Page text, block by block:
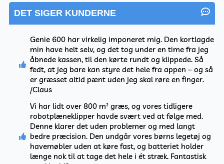
DET SIGER KUNDERNE
Genie 600 har virkelig imponeret mig. Den kortlagde
min have helt selv, og det tog under en time fra jeg
åbnede kassen, til den kørte rundt og klippede. Så
fedt, at jeg bare kan styre det hele fra appen – og så
er græsset altid pænt uden jeg skal røre en finger.
/Claus
Vi har lidt over 800 m² græs, og vores tidligere
robotplæneklipper havde svært ved at følge med.
Denne klarer det uden problemer og med langt
bedre præcision. Den undgår vores børns legetøj og
havemøbler uden at køre fast, og batteriet holder
længe nok til at tage det hele i ét stræk. Fantastisk